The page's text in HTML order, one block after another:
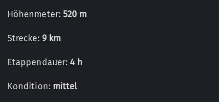
Höhenmeter: 520 m
Strecke: 9 km
Etappendauer:4 h
Kondition: mittel